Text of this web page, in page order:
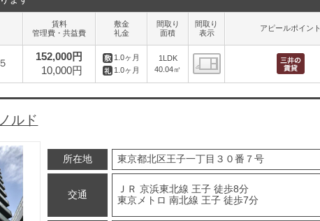
賃料
管理費・共益費
敷金
礼金
間取り
面積
間取り
表示
アピールポイント
152,000円
10,000円
1.0ヶ月
1.0ヶ月
1LDK
40.04㎡
間取り表示
ルド
所在地 東京都北区王子一丁目３０番７号
交通
ＪＲ 京浜東北線 王子 徒歩8分
東京メトロ 南北線 王子 徒歩7分